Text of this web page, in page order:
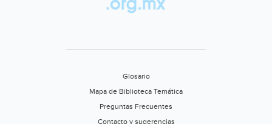
Glosario
Mapa de Biblioteca Temática
Preguntas Frecuentes
Contacto y sugerencias